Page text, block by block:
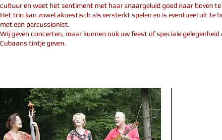
cultuur en weet het sentiment met haar snaargeluid goed naar boven
Het trio kan zowel akoestisch als versterkt spelen en is eventueel uit te
met een percussionist.
Wij geven concerten, maar kunnen ook uw feest of speciale gelegenheid
Cubaans tintje geven.